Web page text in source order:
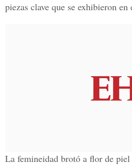
piezas clave que se exhibieron
La femineidad brotó a flor de piel